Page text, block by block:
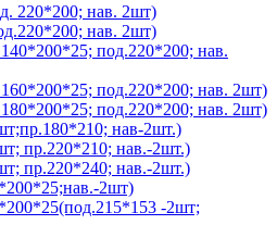
220*200; нав. 2шт)
нав. 2шт)
под.220*200; нав.
под.220*200; нав. 2шт)
под.220*200; нав. 2шт)
нав-2шт.)
пр.220*210; нав.-2шт.)
пр.220*240; нав.-2шт.)
2шт)
-2шт;